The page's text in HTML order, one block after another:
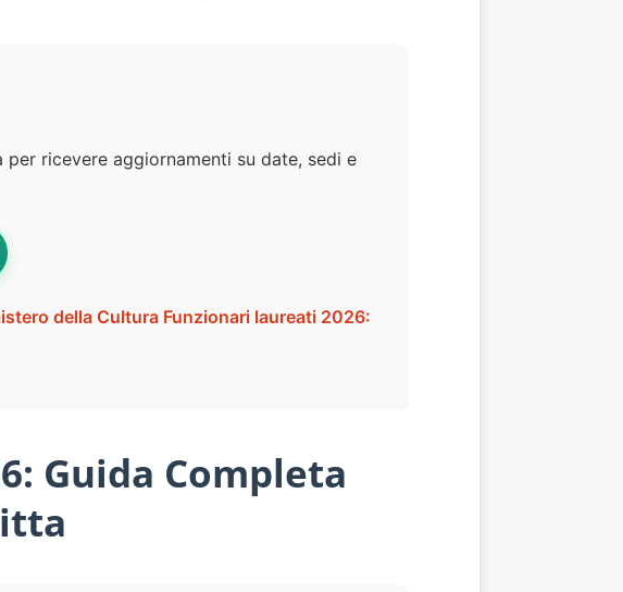
ricevere aggiornamenti su date, sedi e
della Cultura Funzionari laureati 2026:
Guida Completa